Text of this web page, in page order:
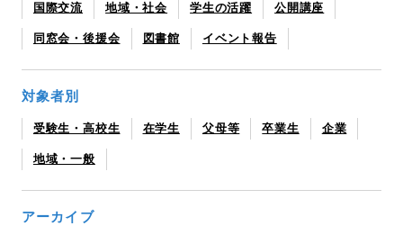
国際交流 地域・社会 学生の活躍 公開講座
同窓会・後援会 図書館 イベント報告
対象者別
受験生・高校生 在学生 父母等 卒業生 企業
地域・一般
アーカイブ